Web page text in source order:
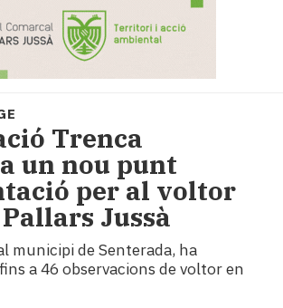
Trenca
un nou punt
per al voltor
Jussà
municipi de Senterada, ha
a 46 observacions de voltor en